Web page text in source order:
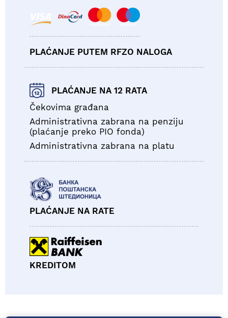
PLAĆANJE PUTEM RFZO NALOGA
PLAĆANJE NA 12 RATA
Čekovima građana
Administrativna zabrana na penziju
(plaćanje preko PIO fonda)
Administrativna zabrana na platu
PLAĆANJE NA RATE
KREDITOM